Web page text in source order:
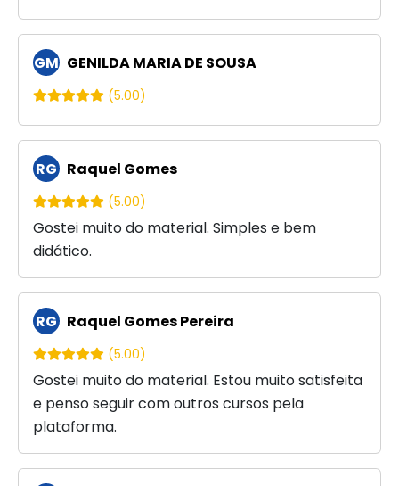
GM GENILDA MARIA DE SOUSA
(5.00)
RG Raquel Gomes
(5.00)
Gostei muito do material. Simples e bem
didático.
RG Raquel Gomes Pereira
(5.00)
Gostei muito do material. Estou muito satisfeita
e penso seguir com outros cursos pela
plataforma.